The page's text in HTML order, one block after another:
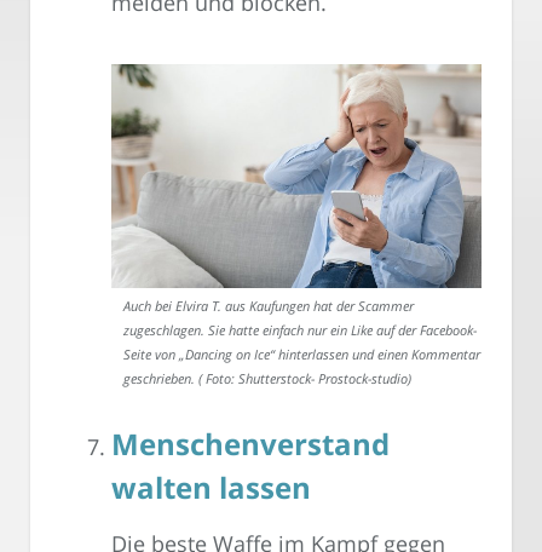
Auch bei Elvira T. aus Kaufungen hat der Scammer
zugeschlagen. Sie hatte einfach nur ein Like auf der Facebook-
Seite von „Dancing on Ice“ hinterlassen und einen Kommentar
geschrieben. ( Foto: Shutterstock- Prostock-studio)
Menschenverstand
walten lassen
Die beste Waffe im Kampf gegen